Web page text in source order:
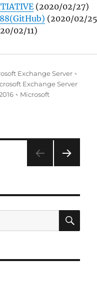
(2020/02/27)
(2020/02/
02/11)
Exchange Server 、
Exchange Server
、 Microsoft
搜